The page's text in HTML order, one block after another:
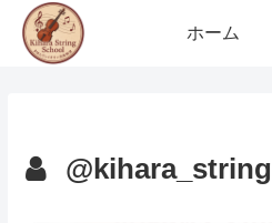
ホーム
@kihara_string